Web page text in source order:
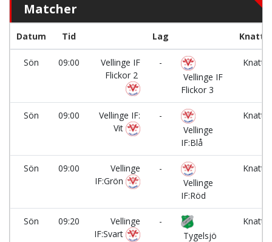
Matcher
Datum Tid Lag
Sön 09:00
Vellinge IF
Flickor 2
-
Vellinge IF
Flickor 3
Sön 09:00
Vellinge IF:
Vit
-
Vellinge
IF:Blå
Sön 09:00
Vellinge
IF:Grön
-
Vellinge
IF:Röd
Sön 09:20
Vellinge
IF:Svart
-
Tygelsjö